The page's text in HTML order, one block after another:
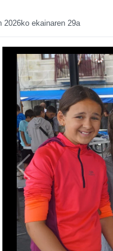
2026ko ekainaren 29a